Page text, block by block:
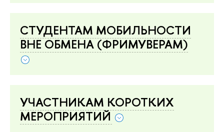
СТУДЕНТАМ МОБИЛЬНОСТИ
ВНЕ ОБМЕНА (ФРИМУВЕРАМ)
УЧАСТНИКАМ КОРОТКИХ
МЕРОПРИЯТИЙ